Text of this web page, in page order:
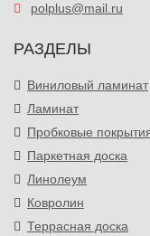
polplus@mail.ru
РАЗДЕЛЫ
Виниловый ламинат
Ламинат
Пробковые
Паркетная доска
Линолеум
Ковролин
Террасная доска